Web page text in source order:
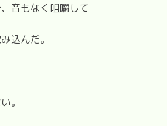
音もなく咀嚼して
込んだ。
。